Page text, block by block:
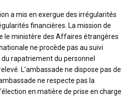
a mis en exergue des irrégularités
financières. La mission de
le ministère des Affaires étrangères
ne procède pas au suivi
rapatriement du personnel
L’ambassade ne dispose pas de
ne respecte pas la
en matière de prise en charge